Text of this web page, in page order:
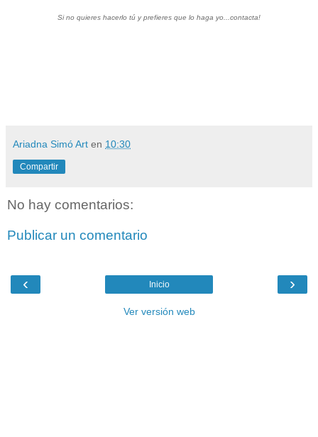
Si no quieres hacerlo tú y prefieres que lo haga yo...contacta!
Ariadna Simó Art en 10:30
Compartir
No hay comentarios:
Publicar un comentario
‹ ›
Inicio
Ver versión web